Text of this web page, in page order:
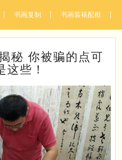
书画复制 书画装裱配框
秘 你被骗的点可
这些！